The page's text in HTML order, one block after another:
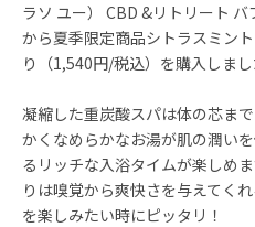
ラソ ユー） CBD &リトリート
から夏季限定商品シトラスミン
り（1,540円/税込）を購入しまし
凝縮した重炭酸スパは体の芯ま
かくなめらかなお湯が肌の潤い
るリッチな入浴タイムが楽しめ
りは嗅覚から爽快さを与えてく
を楽しみたい時にピッタリ！